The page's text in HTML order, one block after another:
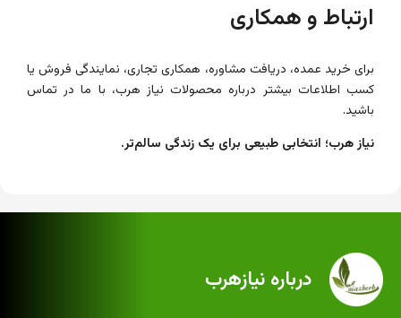
ارتباط و همکاری
برای خرید عمده، دریافت مشاوره، همکاری تجاری، نمایندگی فروش یا
کسب اطلاعات بیشتر درباره محصولات نیاز هرب، با ما در تماس
باشید.
نیاز هرب؛ انتخابی طبیعی برای یک زندگی سالم‌تر.
درباره نیازهرب